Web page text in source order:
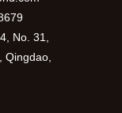
No. 31,
Qingdao,